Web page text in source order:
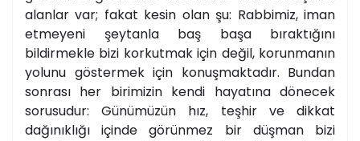
alanlar var; fakat kesin olan şu: Rabbimiz, iman
etmeyeni şeytanla baş başa bıraktığını
bildirmekle bizi korkutmak için değil, korunmanın
yolunu göstermek için konuşmaktadır. Bundan
sonrası her birimizin kendi hayatına dönecek
sorusudur: Günümüzün hız, teşhir ve dikkat
dağınıklığı içinde görünmez bir düşman bizi